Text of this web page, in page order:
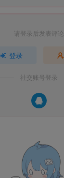
请登录后发表评论
登录
社交账号登录